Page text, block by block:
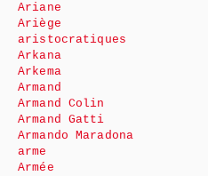
Ariane
Ariège
aristocratiques
Arkana
Arkema
Armand
Armand Colin
Armand Gatti
Armando Maradona
arme
Armée